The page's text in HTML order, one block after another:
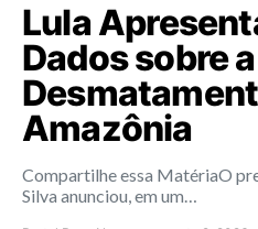
Lula
Dados sobre
Amazônia
Compartilhe essa MatériaO
Silva anunciou, em um…